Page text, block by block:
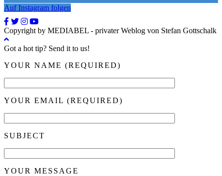
Auf Instagram folgen
Copyright by MEDIABEL - privater Weblog von Stefan Gottschalk
Got a hot tip? Send it to us!
YOUR NAME (REQUIRED)
YOUR EMAIL (REQUIRED)
SUBJECT
YOUR MESSAGE